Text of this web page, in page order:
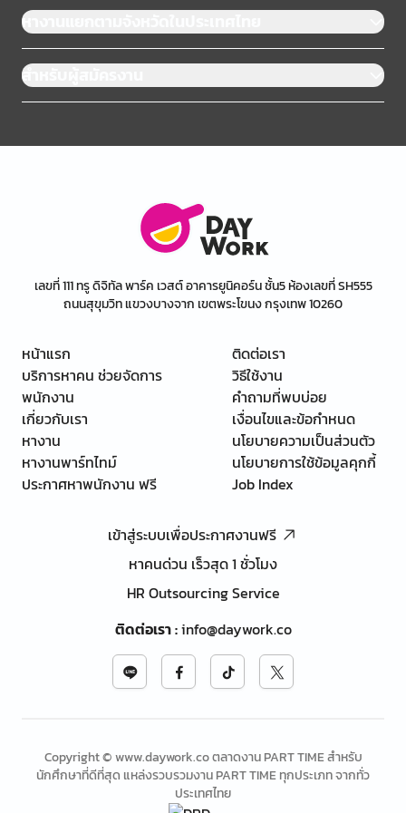
หางานแยกตามจังหวัดในประเทศไทย
สำหรับผู้สมัครงาน
เลขที่ 111 ทรู ดิจิทัล พาร์ค เวสต์ อาคารยูนิคอร์น ชั้น5 ห้องเลขที่ SH555
ถนนสุขุมวิท แขวงบางจาก เขตพระโขนง กรุงเทพ 10260
หน้าแรก
บริการหาคน ช่วยจัดการ
พนักงาน
เกี่ยวกับเรา
หางาน
หางานพาร์ทไทม์
ประกาศหาพนักงาน ฟรี
ติดต่อเรา
วิธีใช้งาน
คำถามที่พบบ่อย
เงื่อนไขและข้อกำหนด
นโยบายความเป็นส่วนตัว
นโยบายการใช้ข้อมูลคุกกี้
Job Index
เข้าสู่ระบบเพื่อประกาศงานฟรี
หาคนด่วน เร็วสุด 1 ชั่วโมง
HR Outsourcing Service
ติดต่อเรา:info@daywork.co
Copyright © www.daywork.co ตลาดงาน PART TIME สำหรับ
นักศึกษาที่ดีที่สุด แหล่งรวบรวมงาน PART TIME ทุกประเภท จากทั่ว
ประเทศไทย